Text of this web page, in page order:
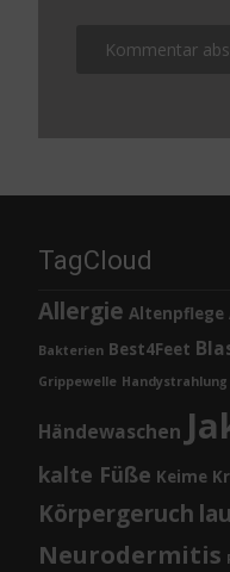
TagCloud
Allergie Altenpflege
Bakterien Best4Feet
Grippewelle Handystrahlung
Händewaschen
kalte Füße Keime
Körpergeruch
Neurodermitis